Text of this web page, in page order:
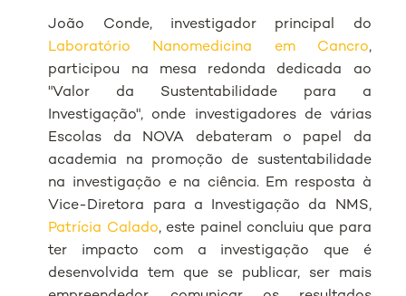
João Conde, investigador principal do
Laboratório Nanomedicina em Cancro,
participou na mesa redonda dedicada ao
"Valor da Sustentabilidade para a
Investigação", onde investigadores de várias
Escolas da NOVA debateram o papel da
academia na promoção de sustentabilidade
na investigação e na ciência. Em resposta à
Vice-Diretora para a Investigação da NMS,
Patrícia Calado, este painel concluiu que para
ter impacto com a investigação que é
desenvolvida tem que se publicar, ser mais